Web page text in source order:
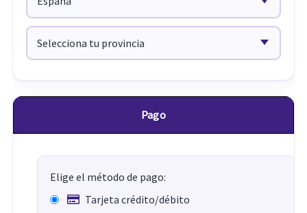
Pago
Elige el método de pago:
Tarjeta crédito/débito